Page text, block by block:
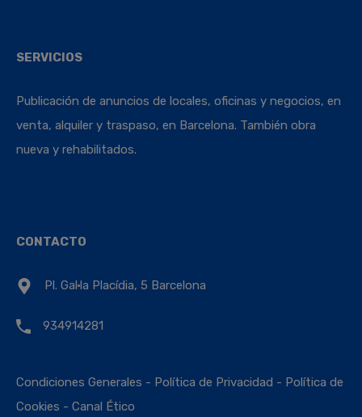
SERVICIOS
Publicación de anuncios de locales, oficinas y negocios, en
venta, alquiler y traspaso, en Barcelona. También obra
nueva y rehabilitados.
CONTACTO
Pl. Gal·la Placídia, 5 Barcelona
934914281
Condiciones Generales - Política de Privacidad - Política de
Cookies - Canal Ético